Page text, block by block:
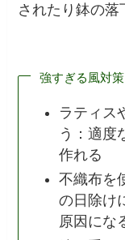
されたり鉢の落
強すぎる風対策
ラティス
う：適度
作れる
不織布を
の日除け
原因にな